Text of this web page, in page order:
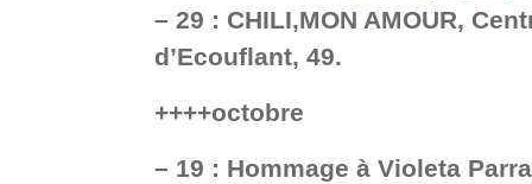
– 29 : CHILI,MON AMOUR,
d’Ecouflant, 49.
++++octobre
– 19 : Hommage à Violeta